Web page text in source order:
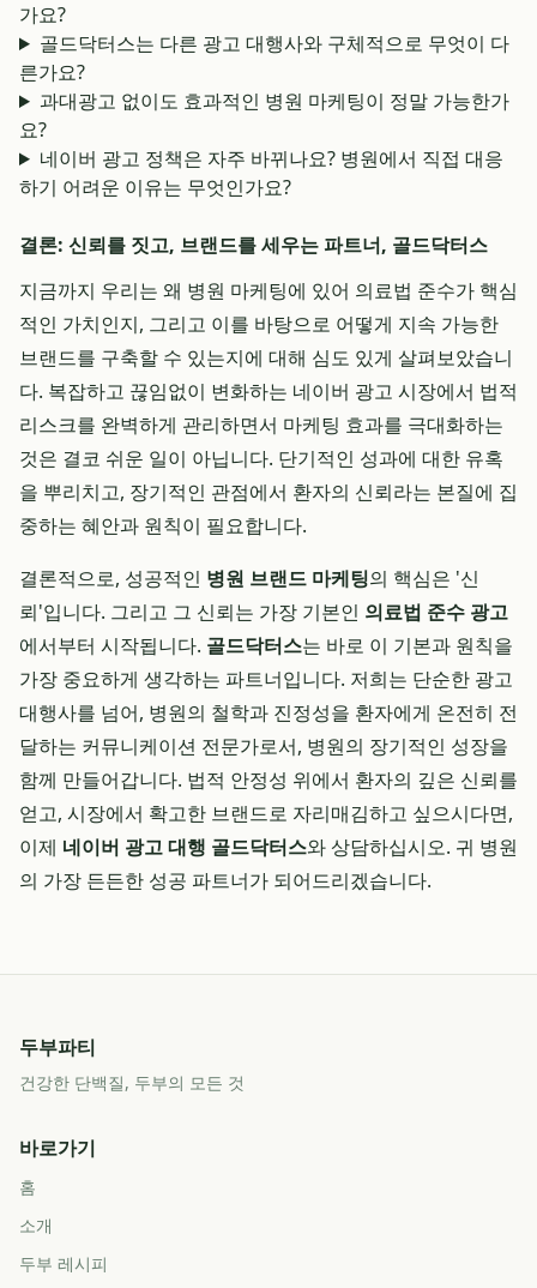
가요?
골드닥터스는 다른 광고 대행사와 구체적으로 무엇이 다
른가요?
과대광고 없이도 효과적인 병원 마케팅이 정말 가능한가
요?
네이버 광고 정책은 자주 바뀌나요? 병원에서 직접 대응
하기 어려운 이유는 무엇인가요?
결론: 신뢰를 짓고, 브랜드를 세우는 파트너, 골드닥터스
지금까지 우리는 왜 병원 마케팅에 있어 의료법 준수가 핵심
적인 가치인지, 그리고 이를 바탕으로 어떻게 지속 가능한
브랜드를 구축할 수 있는지에 대해 심도 있게 살펴보았습니
다. 복잡하고 끊임없이 변화하는 네이버 광고 시장에서 법적
리스크를 완벽하게 관리하면서 마케팅 효과를 극대화하는
것은 결코 쉬운 일이 아닙니다. 단기적인 성과에 대한 유혹
을 뿌리치고, 장기적인 관점에서 환자의 신뢰라는 본질에 집
중하는 혜안과 원칙이 필요합니다.
결론적으로, 성공적인 병원 브랜드 마케팅의 핵심은 '신
뢰'입니다. 그리고 그 신뢰는 가장 기본인 의료법 준수 광고
에서부터 시작됩니다. 골드닥터스는 바로 이 기본과 원칙을
가장 중요하게 생각하는 파트너입니다. 저희는 단순한 광고
대행사를 넘어, 병원의 철학과 진정성을 환자에게 온전히 전
달하는 커뮤니케이션 전문가로서, 병원의 장기적인 성장을
함께 만들어갑니다. 법적 안정성 위에서 환자의 깊은 신뢰를
얻고, 시장에서 확고한 브랜드로 자리매김하고 싶으시다면,
이제 네이버 광고 대행 골드닥터스와 상담하십시오. 귀 병원
의 가장 든든한 성공 파트너가 되어드리겠습니다.
두부파티
건강한 단백질, 두부의 모든 것
바로가기
홈
소개
두부 레시피